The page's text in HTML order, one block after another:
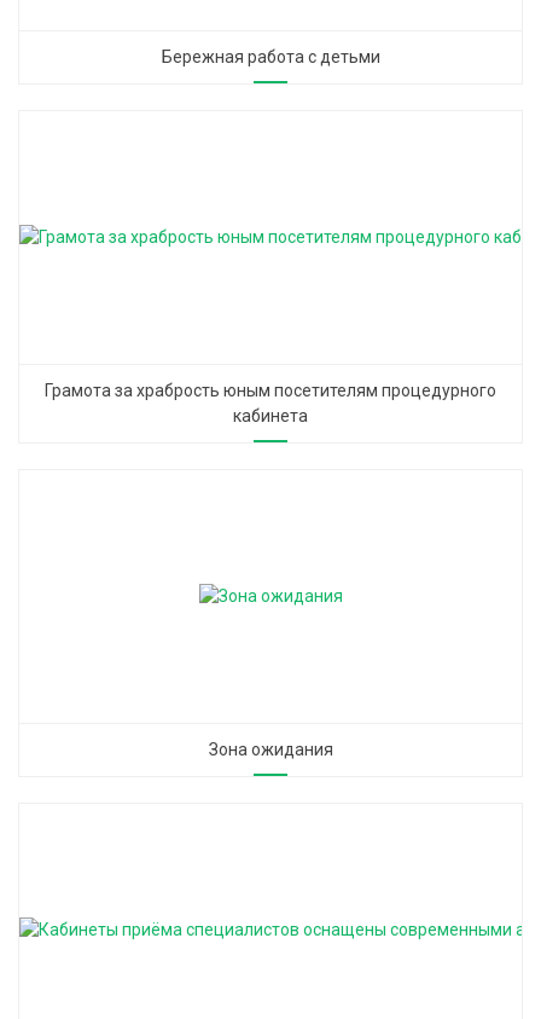
Бережная работа с детьми
Грамота за храбрость юным посетителям процедурного
кабинета
Зона ожидания